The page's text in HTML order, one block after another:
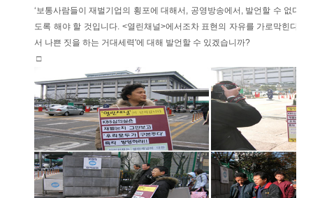
‘보통사람들이 재벌기업의 횡포에 대해서, 공영방송에서, 발언할 수 없다‘
도록 해야 할 것입니다. <열린채널>에서조차 표현의 자유를 가로막힌다면
서 나쁜 짓을 하는 거대세력'에 대해 발언할 수 있겠습니까?
□